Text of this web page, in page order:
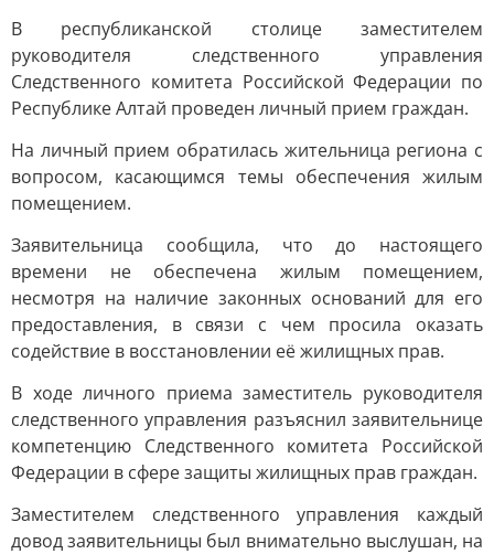
В республиканской столице заместителем
руководителя следственного управления
Следственного комитета Российской Федерации по
Республике Алтай проведен личный прием граждан.
На личный прием обратилась жительница региона с
вопросом, касающимся темы обеспечения жилым
помещением.
Заявительница сообщила, что до настоящего
времени не обеспечена жилым помещением,
несмотря на наличие законных оснований для его
предоставления, в связи с чем просила оказать
содействие в восстановлении её жилищных прав.
В ходе личного приема заместитель руководителя
следственного управления разъяснил заявительнице
компетенцию Следственного комитета Российской
Федерации в сфере защиты жилищных прав граждан.
Заместителем следственного управления каждый
довод заявительницы был внимательно выслушан, на